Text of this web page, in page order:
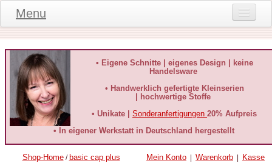
Menu
Produktinformationen
Kundeninformationen
häufige Fragen
Kontakt
• Eigene Schnitte | eigenes Design | keine
Handelsware
• Handwerklich gefertigte Kleinserien
| hochwertige Stoffe
• Unikate | Sonderanfertigungen 20% Aufpreis
• In eigener Werkstatt in Deutschland hergestellt
Shop-Home/ basic cap plus Mein Konto Warenkorb
Kasse